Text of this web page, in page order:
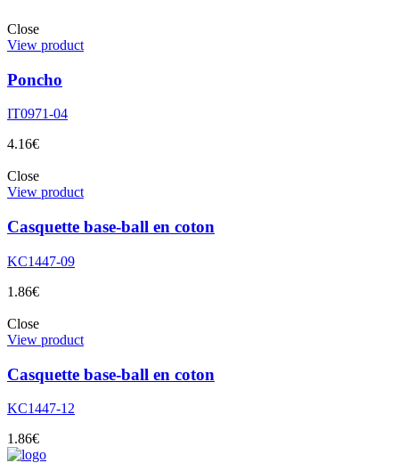
Close
View product
Poncho
IT0971-04
4.16€
Close
View product
Casquette base-ball en coton
KC1447-09
1.86€
Close
View product
Casquette base-ball en coton
KC1447-12
1.86€